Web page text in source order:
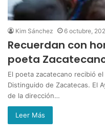
Kim Sánchez 6 octubre,
Recuerdan con
poeta
El poeta zacatecano recibió
Distinguido de Zacatecas. El
de la dirección…
Leer Más